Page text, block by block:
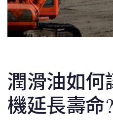
潤滑油如何
機延長壽命
navigation